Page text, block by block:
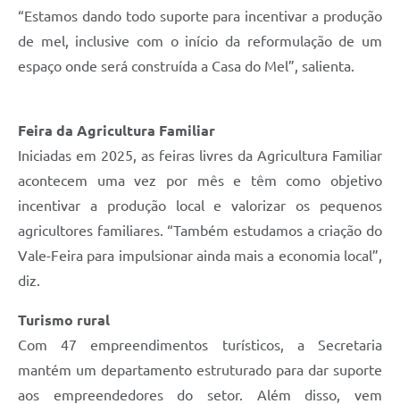
“Estamos dando todo suporte para incentivar a produção
de mel, inclusive com o início da reformulação de um
espaço onde será construída a Casa do Mel”, salienta.
Feira da Agricultura Familiar
Iniciadas em 2025, as feiras livres da Agricultura Familiar
acontecem uma vez por mês e têm como objetivo
incentivar a produção local e valorizar os pequenos
agricultores familiares. “Também estudamos a criação do
Vale-Feira para impulsionar ainda mais a economia local”,
diz.
Turismo rural
Com 47 empreendimentos turísticos, a Secretaria
mantém um departamento estruturado para dar suporte
aos empreendedores do setor. Além disso, vem